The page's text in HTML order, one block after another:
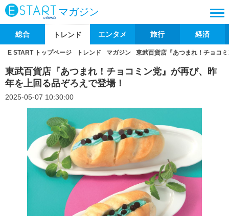
マガジン
総合 トレンド エンタメ 旅行 経済
E START トップページ トレンド マガジン 東武百貨店『あつまれ！チョコ
東武百貨店『あつまれ！チョコミン党』が再び、昨
年を上回る品ぞろえで登場！
2025-05-07 10:30:00